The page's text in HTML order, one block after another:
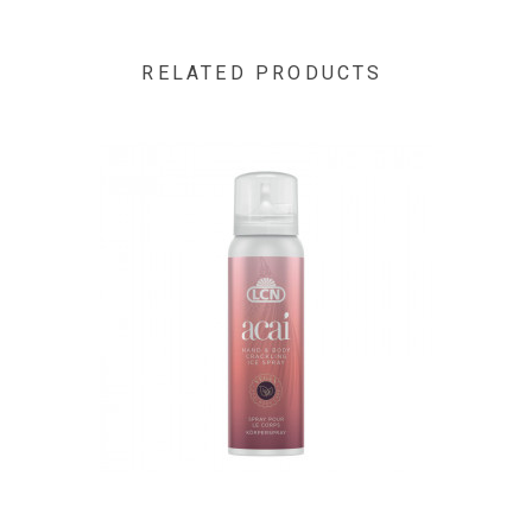
PROPANEDIOL ● DICAPRYLYL ETHER ● PROPYLENE GLYCOL
DROMETRIZOLE TRISILOXANE ● CAPRYLYL GLYCOL ●
GLYCERYL OLEATE ● CARBOMER ● TRIETHANOLAMINE ●
MICA ● PEG-8 LAURATE ● TRISODIUM ETHYLENEDIAMINE
DISUCCINATE ● TOCOPHEROL ● SESAMUM INDICUM SEED
OIL / SESAME SEED OIL ● P-ANISIC ACID ● BENZYL
SALICYLATE ● CI 77891 / TITANIUM DIOXIDE ● ALOE
BARBADENSIS LEAF JUICE POWDER ● BENZYL ALCOHOL ●
SODIUM DODECYLBENZENESULFONATE ● SODIUM
HYALURONATE ● CI 77491 / IRON OXIDES ● LIMONENE ●
LINALOOL ● HYDROGENATED PALM GLYCERIDES CITRATE ●
LECITHIN ● ASCORBYL PALMITATE ● PARFUM /
RELATED PRODUCTS